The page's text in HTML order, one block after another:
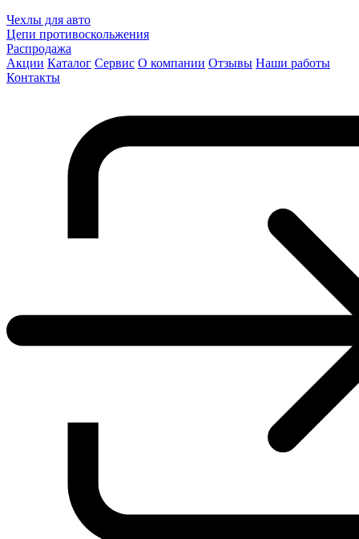
Чехлы для авто
Цепи противоскольжения
Распродажа
Акции Каталог Сервис О компании Отзывы Наши работы
Контакты